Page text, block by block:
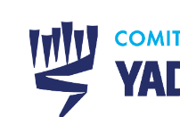
content